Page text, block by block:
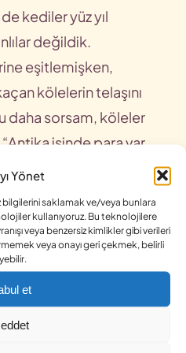
Yönet
bilgilerini saklamak ve/veya bunlara
kullanıyoruz. Bu teknolojilere
veya benzersiz kimlikler gibi verileri
veya onayı geri çekmek, belirli
et
kediler yüz yıl
değildik.
eşitlemişken,
kölelerin telaşını
daha sorsam, köleler
“Antika işinde para var
“Antika olup
iki yana salladın.
Bana herkesçe
şeyler lazımdı.
bir eskilik de şart
bilsem